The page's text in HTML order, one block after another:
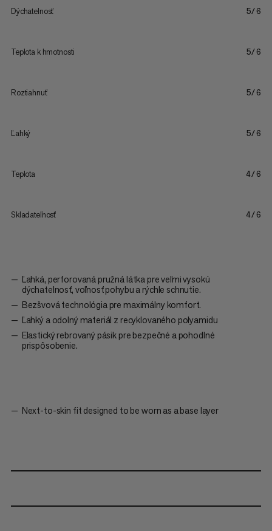
Dýchatelnosť 5/6
Teplota k hmotnosti 5/6
Roztiahnuť 5/6
Ľahký 5/6
Teplota 4/6
Skladateľnosť 4/6
Ľahká, perforovaná pružná látka pre veľmi vysokú
dýchatelnosť, voľnosť pohybu a rýchle schnutie.
Bezšvová technológia pre maximálny komfort.
Ľahký a odolný materiál z recyklovaného polyamidu
Elastický rebrovaný pásik pre bezpečné a pohodlné
prispôsobenie.
Next-to-skin fit designed to be worn as a base layer